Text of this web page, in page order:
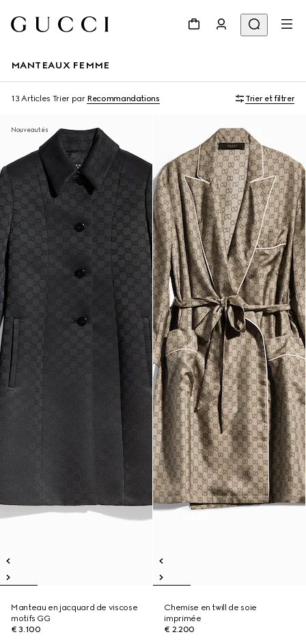
MANTEAUX FEMME
13 Articles Trier par Recommandations Trier et filtrer
Nouveautés
Manteau en jacquard de viscose
motifs GG
€ 3.100
Chemise en twill de soie
imprimée
€ 2.200